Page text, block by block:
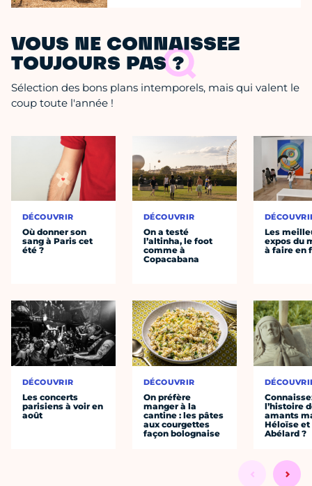
VOUS NE CONNAISSEZ
TOUJOURS PAS ?
Sélection des bons plans intemporels, mais qui valent le
coup toute l'année !
DÉCOUVRIR
Où donner son
sang à Paris cet
été ?
DÉCOUVRIR
Les concerts
parisiens à voir en
août
DÉCOUVRIR
On a testé
l’altinha, le foot
comme à
Copacabana
DÉCOUVRIR
On préfère
manger à la
cantine : les pâtes
aux courgettes
façon bolognaise
Les
expos du
à faire en
l’histoire
amants
Héloïse et
Abélard ?